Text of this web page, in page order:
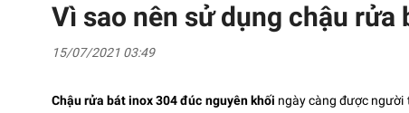
Vì sao nên sử dụng chậu
15/07/2021 03:49
Chậu rửa bát inox 304 đúc nguyên khối ngày càng được người